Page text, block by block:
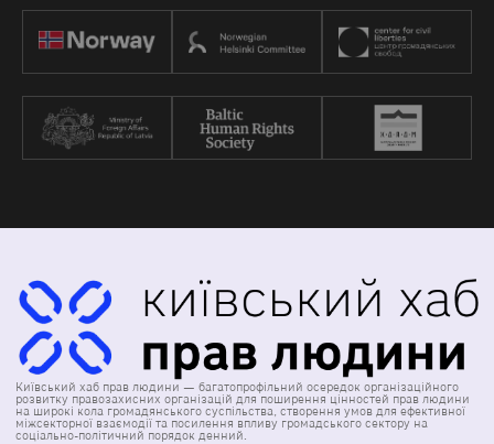
Київський хаб прав людини — багатопрофільний осередок організаційного
розвитку правозахисних організацій для поширення цінностей прав людини
на широкі кола громадянського суспільства, створення умов для ефективної
міжсекторної взаємодії та посилення впливу громадського сектору на
соціально-політичний порядок денний.